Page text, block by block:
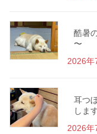
酷暑
〜
2026年
耳つ
しま
2026年